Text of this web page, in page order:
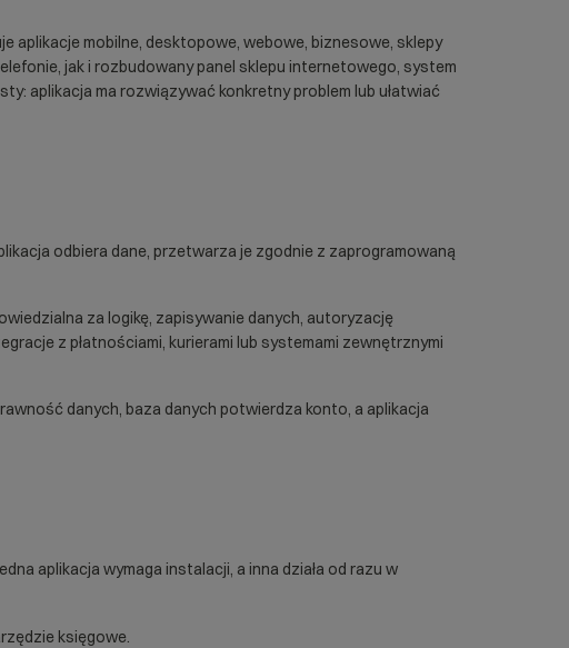
aplikacje mobilne, desktopowe, webowe, biznesowe, sklepy
jak i rozbudowany panel sklepu internetowego, system
aplikacja ma rozwiązywać konkretny problem lub ułatwiać
odbiera dane, przetwarza je zgodnie z zaprogramowaną
za logikę, zapisywanie danych, autoryzację
z płatnościami, kurierami lub systemami zewnętrznymi
danych, baza danych potwierdza konto, a aplikacja
aplikacja wymaga instalacji, a inna działa od razu w
księgowe.